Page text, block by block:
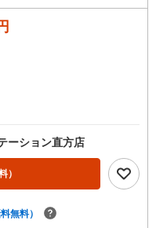
ーション直方店
）
無料）